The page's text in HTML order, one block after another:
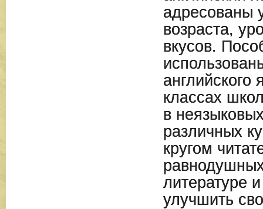
адресованы
возраста,
вкусов.
английского
классах
в
различных
кругом
литературе
улучшить